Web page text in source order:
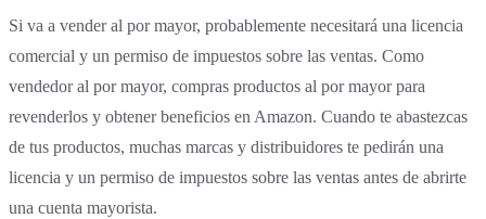
Si va a vender al por mayor, probablemente necesitará una licencia
comercial y un permiso de impuestos sobre las ventas. Como
vendedor al por mayor, compras productos al por mayor para
revenderlos y obtener beneficios en Amazon. Cuando te abastezcas
de tus productos, muchas marcas y distribuidores te pedirán una
licencia y un permiso de impuestos sobre las ventas antes de abrirte
una cuenta mayorista.